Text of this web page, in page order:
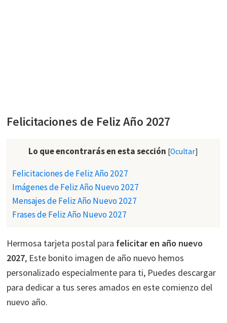
Felicitaciones de Feliz Año 2027
Lo que encontrarás en esta sección [Ocultar]
Felicitaciones de Feliz Año 2027
Imágenes de Feliz Año Nuevo 2027
Mensajes de Feliz Año Nuevo 2027
Frases de Feliz Año Nuevo 2027
Hermosa tarjeta postal para felicitar en año nuevo
2027, Este bonito imagen de año nuevo hemos
personalizado especialmente para ti, Puedes descargar
para dedicar a tus seres amados en este comienzo del
nuevo año.